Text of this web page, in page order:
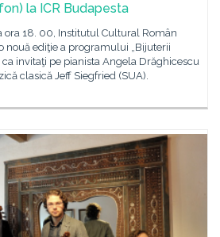
la ICR Budapesta
ora 18. 00, Institutul Cultural Român
nouă ediţie a programului „Bijuterii
invitaţi pe pianista Angela Drăghicescu
clasică Jeff Siegfried (SUA).